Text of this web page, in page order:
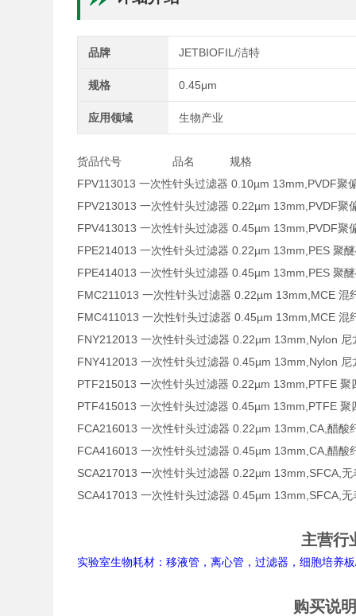
品牌 JETBIOFIL/洁特
规格 0.45μm
应用领域 生物产业
货品代号 品名 规格
FPV113013 一次性针头过滤器 0.10µm
FPV213013 一次性针头过滤器 0.22µm
FPV413013 一次性针头过滤器 0.45µm
FPE214013 一次性针头过滤器 0.22µm
FPE414013 一次性针头过滤器 0.45µm
FMC211013 一次性针头过滤器 0.22µm
FMC411013 一次性针头过滤器 0.45µm
FNY212013 一次性针头过滤器 0.22µm
FNY412013 一次性针头过滤器 0.45µm
PTF215013 一次性针头过滤器 0.22µm
PTF415013 一次性针头过滤器 0.45µm
FCA216013 一次性针头过滤器 0.22µm
FCA416013 一次性针头过滤器 0.45µm
SCA217013 一次性针头过滤器 0.22µm 13mm,SFCA,
SCA417013 一次性针头过滤器 0.45µm 13mm,SFCA,
主营行
实验室生物耗材：移液管，离心管，过滤器，细胞培养
购买说